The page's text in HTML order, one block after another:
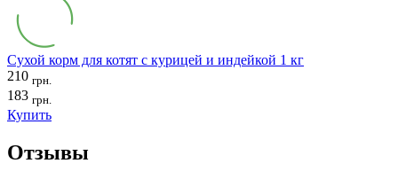
Сухой корм для котят с курицей и индейкой 1 кг
210 грн.
183 грн.
Купить
Отзывы